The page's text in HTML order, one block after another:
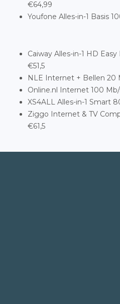
€64,99
Youfone Alles-in-1 Basis
Caiway Alles-in-1 HD
€51,5
NLE Internet + Bellen 20
Online.nl Internet 100
XS4ALL Alles-in-1 Smart
Ziggo Internet & TV
€61,5